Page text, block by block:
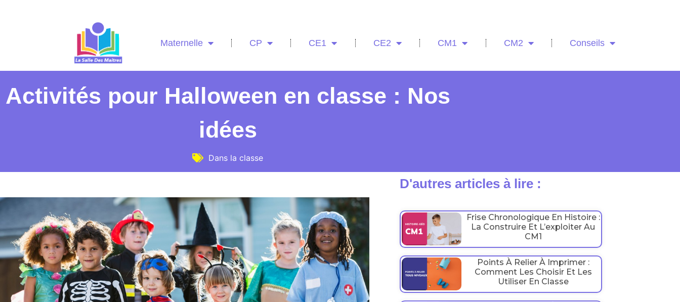
Maternelle CP CE1 CE2 CM1 CM2 Conseils
Activités pour Halloween en classe : Nos
idées
Dans la classe
D'autres articles à lire :
Frise Chronologique En Histoire :
La Construire Et L’exploiter Au
CM1
Points À Relier À Imprimer :
Comment Les Choisir Et Les
Utiliser En Classe